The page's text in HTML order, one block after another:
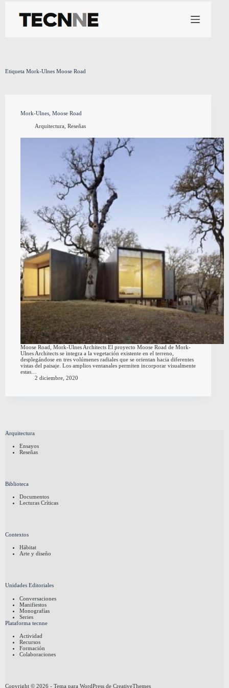
contenido
Etiqueta Mork-Ulnes Moose Road
Mork-Ulnes, Moose Road
Arquitectura, Reseñas
Moose Road, Mork-Ulnes Architects El proyecto Moose Road de Mork-
Ulnes Architects se integra a la vegetación existente en el terreno,
desplegándose en tres volúmenes radiales que se orientan hacia diferentes
vistas del paisaje. Los amplios ventanales permiten incorporar visualmente
estas…
2 diciembre, 2020
Arquitectura
Ensayos
Reseñas
Biblioteca
Documentos
Lecturas Críticas
Contextos
Hábitat
Arte y diseño
Unidades Editoriales
Conversaciones
Manifiestos
Monografías
Series
Plataforma tecnne
Actividad
Recursos
Formación
Colaboraciones
Copyright © 2026 - Tema para WordPress de CreativeThemes